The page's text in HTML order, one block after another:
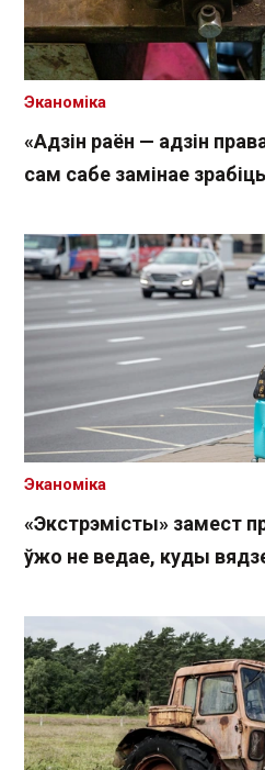
«Адзін раён — адзін
сам сабе замінае
Эканоміка
«Экстрэмісты» замест
ўжо не ведае, куды
Эканоміка